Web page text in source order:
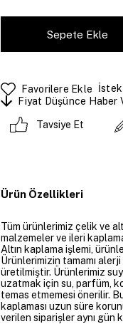
Favorilere Ekle
Fiyat Düşünce Haber
Tavsiye Et
Ürün Özellikleri
Tüm ürünlerimiz çelik ve
malzemeler ve ileri
Altın kaplama işlemi,
Ürünlerimizin tamamı
üretilmiştir. Ürünlerimiz
uzatmak için su, parfüm,
temas etmemesi önerilir.
kaplaması uzun süre
verilen siparişler aynı gün